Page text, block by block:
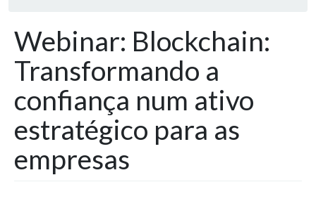
Webinar: Blockchain:
Transformando a
confiança num ativo
estratégico para as
empresas